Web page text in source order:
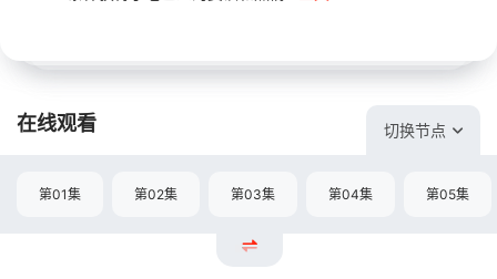
在线观看 切换节点
第01集 第02集 第03集 第04集 第05集